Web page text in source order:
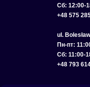
Сб: 12:00-
+48 575
ul.
Пн-пт:
Сб: 11:00-
+48 793